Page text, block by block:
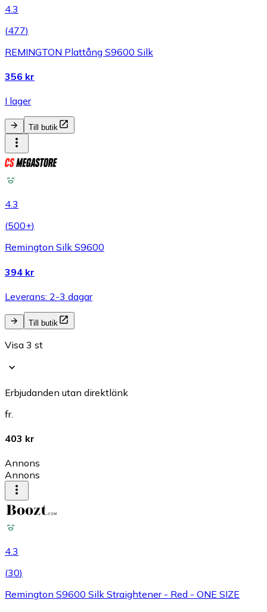
4.3
(477)
REMINGTON Plattång S9600 Silk
356 kr
I lager
Till butik
4.3
(500+)
Remington Silk S9600
394 kr
Leverans: 2-3 dagar
Till butik
Visa 3 st
Erbjudanden utan direktlänk
fr.
403 kr
Annons
Annons
4.3
(30)
Remington S9600 Silk Straightener - Red - ONE SIZE